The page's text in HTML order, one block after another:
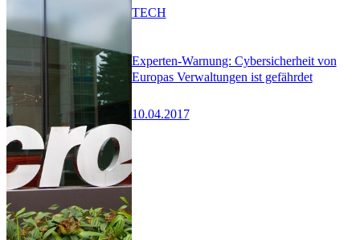
Experten-Warnung: Cybersicherheit von
Europas Verwaltungen ist gefährdet
10.04.2017
TECH